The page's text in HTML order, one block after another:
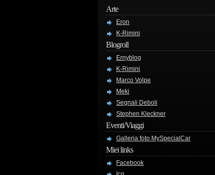
Arte
Eron
K-Rimini
Blogroll
Ernyblog
K-Rimini
Marco Volpe
Meki
Segnali Deboli
Stephen Kleckner
Eventi/Viaggi
Galleria foto MySpecialCar
Miei links
Facebook